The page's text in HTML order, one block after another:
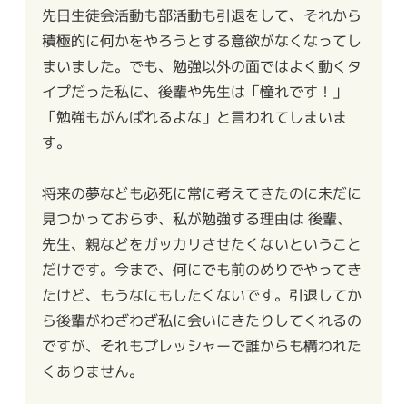
先日生徒会活動も部活動も引退をして、それから
積極的に何かをやろうとする意欲がなくなってし
まいました。でも、勉強以外の面ではよく動くタ
イプだった私に、後輩や先生は「憧れです！」
「勉強もがんばれるよな」と言われてしまいま
す。
将来の夢なども必死に常に考えてきたのに未だに
見つかっておらず、私が勉強する理由は 後輩、
先生、親などをガッカリさせたくないということ
だけです。今まで、何にでも前のめりでやってき
たけど、もうなにもしたくないです。引退してか
ら後輩がわざわざ私に会いにきたりしてくれるの
ですが、それもプレッシャーで誰からも構われた
くありません。